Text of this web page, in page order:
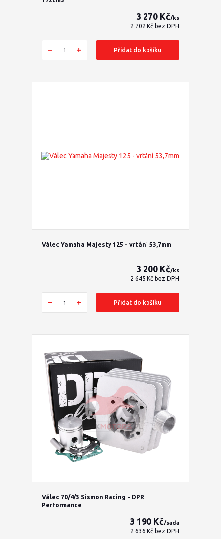
3 270 Kč/ks
2 702 Kč bez DPH
Přidat do košíku
Válec Yamaha Majesty 125 - vrtání 53,7mm
3 200 Kč/ks
2 645 Kč bez DPH
Přidat do košíku
Válec 70/4/3 Sismon Racing - DPR
Performance
3 190 Kč/sada
2 636 Kč bez DPH